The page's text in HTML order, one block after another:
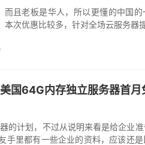
而且老板是华人，所以更懂的中国
次优惠比较多，针对全场云服务器
国64G内存独立服务器首月
的计划，不过从说明来看是给企业准
手里都有一些企业的资料，应该还是